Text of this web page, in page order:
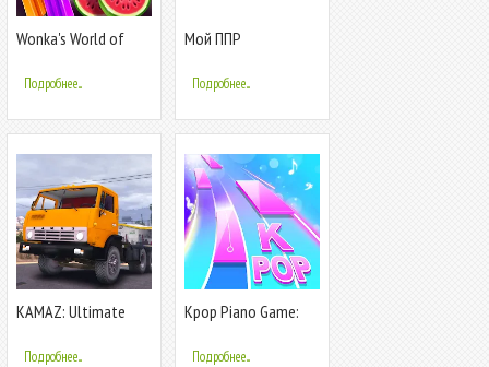
Wonka's World of
Подробнее...
Мой ППР
Подробнее...
KAMAZ: Ultimate
Подробнее...
Kpop Piano Game:
Подробнее...